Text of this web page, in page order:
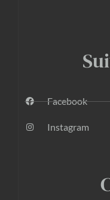
Facebook
Instagram